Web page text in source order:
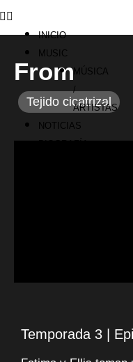
INICIO
MUSIC
MÚSICA
/
ARTISTAS
NOTICIAS
BIOGRAFÍA
From
Tejido cicatrizal
Temporada 3 |